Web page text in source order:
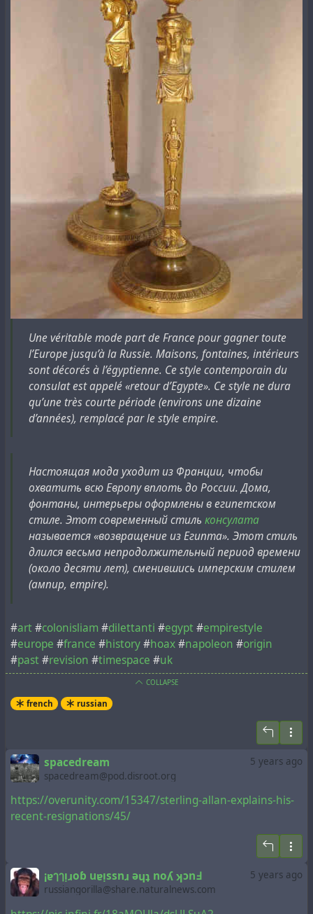
Une véritable mode part de France pour gagner toute
l’Europe jusqu’à la Russie. Maisons, fontaines, intérieurs
sont décorés à l’égyptienne. Ce style contemporain du
consulat est appelé «retour d’Egypte». Ce style ne dura
qu’une très courte période (environs une dizaine
d’années), remplacé par le style empire.
Настоящая мода уходит из Франции, чтобы
охватить всю Европу вплоть до России. Дома,
фонтаны, интерьеры оформлены в египетском
стиле. Этот современный стильконсулата
называется «возвращение из Египта». Этот стиль
длился весьма непродолжительный период времени
(около десяти лет), сменившись имперским стилем
(ампир, empire).
#art #colonisliam #dilettanti #egypt #empirestyle
#europe #france #history#hoax#napoleon #origin
#past #revision #timespace #uk
COLLAPSE
french russian
5 years ago
spacedream
spacedream@pod.disroot.org
https://overunity.com/15347/sterling-allan-explains-his-
recent-resignations/45/
5 years ago
¡ɐๅๅᴉɹoɓ uɐᴉssnɹ ǝɥʇ noʎ ʞɔnꓞ
russiangorilla@share.naturalnews.com